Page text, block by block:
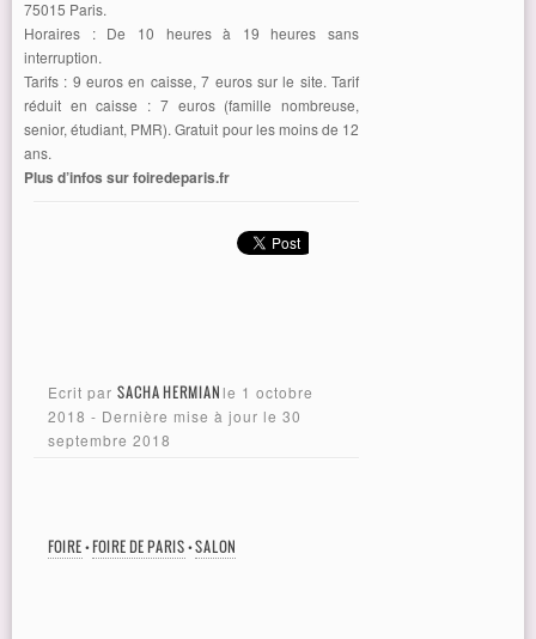
75015 Paris.
Horaires : De 10 heures à 19 heures sans
interruption.
Tarifs : 9 euros en caisse, 7 euros sur le site. Tarif
réduit en caisse : 7 euros (famille nombreuse,
senior, étudiant, PMR). Gratuit pour les moins de 12
ans.
Plus d’infos sur foiredeparis.fr
Ecrit par SACHA HERMIAN le 1 octobre
2018 - Dernière mise à jour le 30
septembre 2018
FOIRE•FOIRE DE PARIS•SALON